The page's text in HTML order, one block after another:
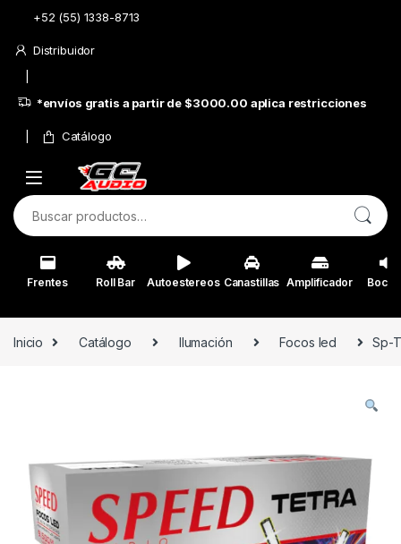
Skip to navigation
Skip to content
+52 (55) 1338-8713
Distribuidor
*envíos gratis a partir de $3000.00 aplica restricciones
Catálogo
Buscar por:
Frentes Roll Bar Autoestereos Canastillas Amplificador
Inicio Catálogo Ilumación Focos led Sp-